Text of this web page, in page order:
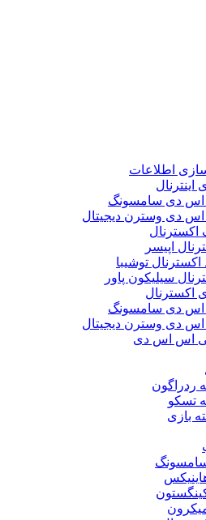
اطلاعات
اس دی سامسونگ
دی وسترن دیجیتال
اکسترنال
اپیسر
اکسترنال توشیبا
سیلیکون پاور
اکسترنال
اس دی سامسونگ
دی وسترن دیجیتال
اس اس دی
ردراگون
تسکو
بازی